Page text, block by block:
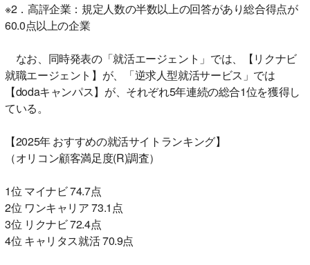
※2．高評企業：規定人数の半数以上の回答があり総合得点が
60.0点以上の企業
なお、同時発表の「就活エージェント」では、【リクナビ
就職エージェント】が、「逆求人型就活サービス」では
【dodaキャンパス】が、それぞれ5年連続の総合1位を獲得し
ている。
【2025年 おすすめの就活サイトランキング】
（オリコン顧客満足度(R)調査）
1位 マイナビ 74.7点
2位 ワンキャリア 73.1点
3位 リクナビ 72.4点
4位 キャリタス就活 70.9点